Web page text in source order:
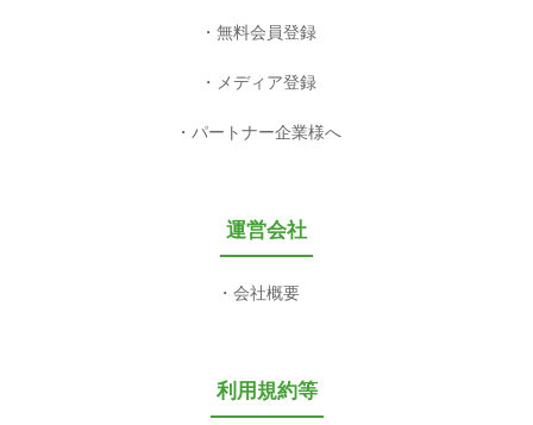
無料会員登録
メディア登録
パートナー企業様へ
運営会社
会社概要
利用規約等